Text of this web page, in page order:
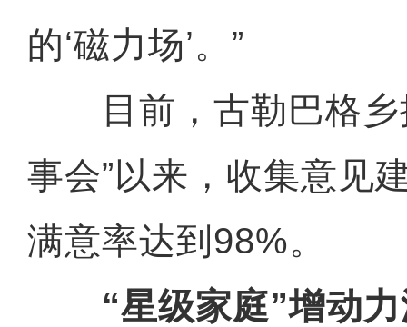
的‘磁力场’。”
目前，古勒巴格乡
事会”以来，收集意见
满意率达到98%。
“星级家庭”增动力